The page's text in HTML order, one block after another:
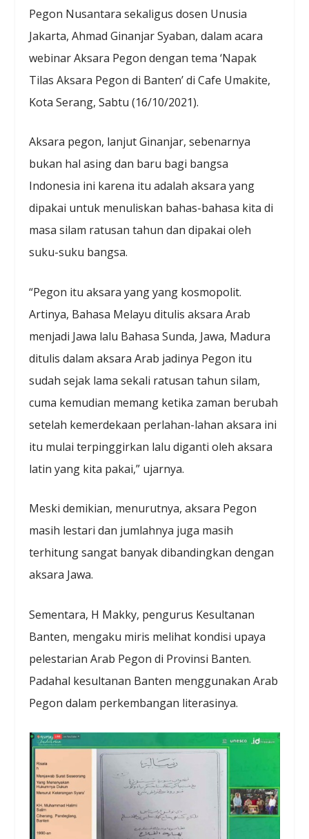
Pegon Nusantara sekaligus dosen Unusia
Jakarta, Ahmad Ginanjar Syaban, dalam acara
webinar Aksara Pegon dengan tema ‘Napak
Tilas Aksara Pegon di Banten’ di Cafe Umakite,
Kota Serang, Sabtu (16/10/2021).
Aksara pegon, lanjut Ginanjar, sebenarnya
bukan hal asing dan baru bagi bangsa
Indonesia ini karena itu adalah aksara yang
dipakai untuk menuliskan bahas-bahasa kita di
masa silam ratusan tahun dan dipakai oleh
suku-suku bangsa.
“Pegon itu aksara yang yang kosmopolit.
Artinya, Bahasa Melayu ditulis aksara Arab
menjadi Jawa lalu Bahasa Sunda, Jawa, Madura
ditulis dalam aksara Arab jadinya Pegon itu
sudah sejak lama sekali ratusan tahun silam,
cuma kemudian memang ketika zaman berubah
setelah kemerdekaan perlahan-lahan aksara ini
itu mulai terpinggirkan lalu diganti oleh aksara
latin yang kita pakai,” ujarnya.
Meski demikian, menurutnya, aksara Pegon
masih lestari dan jumlahnya juga masih
terhitung sangat banyak dibandingkan dengan
aksara Jawa.
Sementara, H Makky, pengurus Kesultanan
Banten, mengaku miris melihat kondisi upaya
pelestarian Arab Pegon di Provinsi Banten.
Padahal kesultanan Banten menggunakan Arab
Pegon dalam perkembangan literasinya.